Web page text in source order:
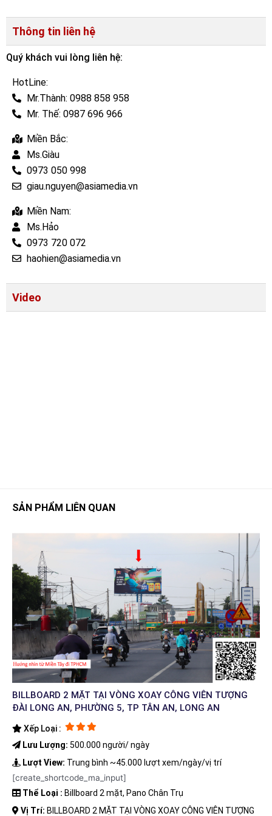
Thông tin liên hệ
Quý khách vui lòng liên hệ:
HotLine:
Mr.Thành: 0988 858 958
Mr. Thế: 0987 696 966
Miền Bắc:
Ms.Giàu
0973 050 998
giau.nguyen@asiamedia.vn
Miền Nam:
Ms.Hảo
0973 720 072
haohien@asiamedia.vn
Video
SẢN PHẨM LIÊN QUAN
BILLBOARD 2 MẶT TẠI VÒNG XOAY CÔNG VIÊN TƯỢNG
ĐÀI LONG AN, PHƯỜNG 5, TP TÂN AN, LONG AN
Xếp Loại :
Lưu Lượng: 500.000 người/ ngày
Lượt View: Trung bình ~45.000 lượt xem/ngày/vị trí
[create_shortcode_ma_input]
Thể Loại : Billboard 2 mặt, Pano Chân Trụ
Vị Trí: BILLBOARD 2 MẶT TẠI VÒNG XOAY CÔNG VIÊN TƯỢNG